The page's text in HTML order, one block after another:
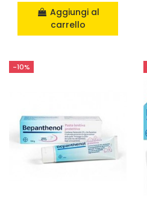
Aggiungi al
carrello
-10%